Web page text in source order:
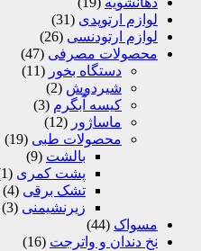
لوازم ارتوپدی (31)
لوازم ارتودنسی (26)
محصولات مصرفی (47)
دستگاه بخور (11)
شیردوش (2)
کیسه آّبگرم (3)
ماساژور (12)
محصولات طبی (19)
بالشت (9)
پشت کمری (1)
تشک برقی (4)
زیرنشیمنی (3)
مسواک (44)
نخ دندان و واترجت (16)